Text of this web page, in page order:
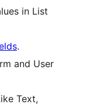
in List
.
and User
Text,